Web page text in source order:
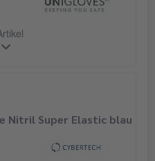
Nitril Super Elastic blau